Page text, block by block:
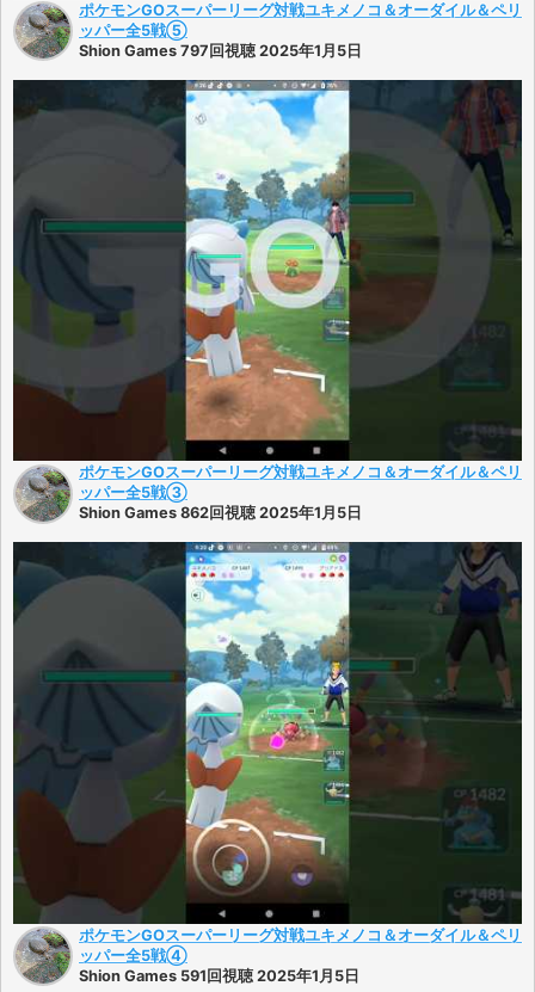
ポケモンGOスーパーリーグ対戦ユキメノコ＆オーダイル＆ペリ
ッパー全5戦⑤
Shion Games 797回視聴 2025年1月5日
ポケモンGOスーパーリーグ対戦ユキメノコ＆オーダイル＆ペリ
ッパー全5戦③
Shion Games 862回視聴 2025年1月5日
ポケモンGOスーパーリーグ対戦ユキメノコ＆オーダイル＆ペリ
ッパー全5戦④
Shion Games 591回視聴 2025年1月5日